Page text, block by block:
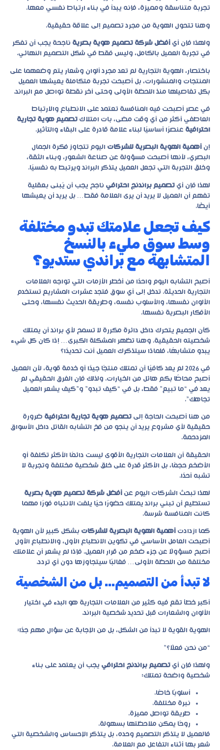
تجربة متناسقة ومميزة، فإنه يبدأ في بناء ارتباط نفسي معها.
وهنا تتحول الهوية من مجرد تصميم إلى علاقة حقيقية.
ولهذا فإن أي أفضل شركة تصميم هوية بصرية ناجحة يجب أن تفكر
في تجربة العميل بالكامل، وليس فقط في شكل التصميم النهائي.
باختصار، الهوية التجارية لم تعد مجرد ألوان وشعار يتم وضعهما على
المنتجات والمنشورات، بل أصبحت تجربة متكاملة يعيشها العميل
بكل تفاصيلها منذ اللحظة الأولى وحتى آخر نقطة تواصل مع البراند.
في عصر أصبحت فيه المنافسة تعتمد على الانطباع والارتباط
العاطفي أكثر من أي وقت مضى، بات امتلاك تصميم هوية تجارية
احترافية عنصرًا أساسيًا لبناء علامة قادرة على البقاء والتأثير.
إن أهمية الهوية البصرية للشركات اليوم تتجاوز فكرة الجمال
البصري، لأنها أصبحت مسؤولة عن صناعة الشعور، وبناء الثقة،
وخلق التجربة التي تجعل العميل يتذكر البراند ويرتبط به نفسيًا.
لهذا فإن أي تصميم براندنج احترافي ناجح يجب أن يُبنى بعقلية
تفهم أن العميل لا يريد أن يرى العلامة فقط… بل يريد أن يعيشها
أيضًا.
كيف تجعل علامتك تبدو مختلفة
وسط سوق مليء بالنسخ
المتشابهة مع براندي ستديو؟
أصبح التشابه اليوم واحدًا من أخطر الأزمات التي تواجه العلامات
التجارية الحديثة. تدخل إلى أي سوق فتجد عشرات المشاريع تستخدم
الألوان نفسها، والأسلوب نفسه، وطريقة الحديث نفسها، وحتى
الأفكار البصرية نفسها.
كأن الجميع يتحرك داخل دائرة مكررة لا تسمح لأي براند أن يمتلك
شخصيته الحقيقية. وهنا تظهر المشكلة الكبرى… إذا كان كل شيء
يبدو متشابهًا، فلماذا سيتذكرك العميل أنت تحديدًا؟
في 2026 لم يعد كافيًا أن تمتلك منتجًا جيدًا أو خدمة قوية، لأن العميل
أصبح محاطًا بكم هائل من الخيارات. ولذلك فإن الفرق الحقيقي لم
يعد في “ما تبيع” فقط، بل في “كيف تبدو” و”كيف يشعر العميل
تجاهك”.
من هنا أصبحت الحاجة إلى تصميم هوية تجارية احترافية ضرورة
حقيقية لأي مشروع يريد أن ينجو من فخ التشابه القاتل داخل الأسواق
المزدحمة.
الحقيقة أن العلامات التجارية الأقوى ليست دائمًا الأكثر تكلفة أو
الأضخم حجمًا، بل الأكثر قدرة على خلق شخصية مختلفة وتجربة لا
تشبه أحدًا.
لهذا تبحث الشركات اليوم عن أفضل شركة تصميم هوية بصرية
تستطيع أن تبني براند يمتلك حضورًا حيًا يلفت الانتباه فورًا مهما
كانت المنافسة شرسة.
كما ازدادت أهمية الهوية البصرية للشركات بشكل كبير لأن الهوية
أصبحت العامل الأساسي في تكوين الانطباع الأول، والانطباع الأول
أصبح مسؤولًا عن جزء ضخم من قرار العميل. فإذا لم يشعر أن علامتك
مختلفة من اللحظة الأولى… فغالبًا سيتجاوزها دون أي تردد.
لا تبدأ من التصميم… بل من الشخصية
أكبر خطأ تقع فيه كثير من العلامات التجارية هو البدء في اختيار
الألوان والشعارات قبل تحديد شخصية البراند.
الهوية القوية لا تبدأ من الشكل، بل من الإجابة عن سؤال مهم جدًا:
“من نحن فعلًا؟”
ولهذا فإن أي تصميم براندنج احترافي يجب أن يعتمد على بناء
شخصية واضحة تمتلك:
أسلوبًا خاصًا.
نبرة مختلفة.
طريقة تواصل مميزة.
روحًا يمكن ملاحظتها بسهولة.
فالعميل لا يتذكر التصميم وحده، بل يتذكر الإحساس والشخصية التي
شعر بها أثناء التفاعل مع العلامة.